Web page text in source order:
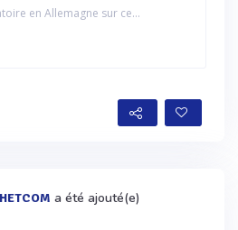
en Allemagne sur ce...
a été ajouté(e)